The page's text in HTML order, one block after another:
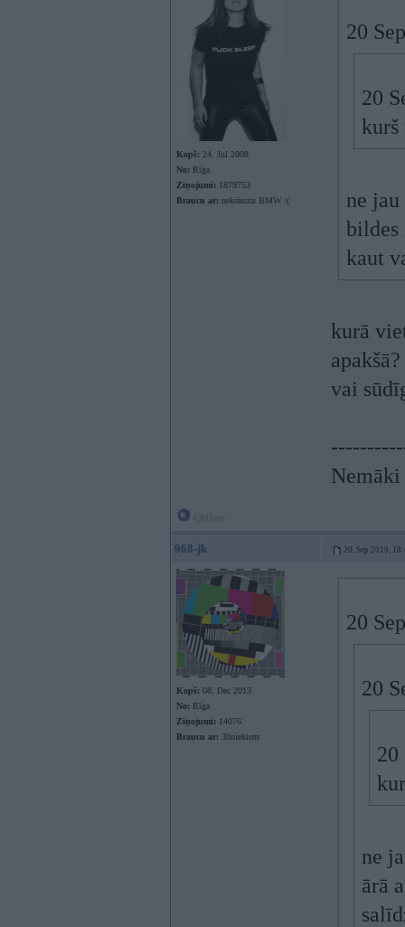
Kopš: 24. Jul 2008
No: Rīga
Ziņojumi: 1879753
Braucu ar: nekrāsotu BMW :(
20
20
kurš
ne
bildes
kaut
kurā
vai
968-jk 20. Sep 2019,
Kopš: 08. Dec 2013
No: Rīga
Ziņojumi: 14076
Braucu ar: 30niekiem
20
20
20
ne
ārā